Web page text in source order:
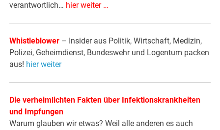
verantwortlich… hier weiter …
Whistleblower – Insider aus Politik, Wirtschaft, Medizin,
Polizei, Geheimdienst, Bundeswehr und Logentum packen
aus! hier weiter
Die verheimlichten Fakten über Infektionskrankheiten
und Impfungen
Warum glauben wir etwas? Weil alle anderen es auch